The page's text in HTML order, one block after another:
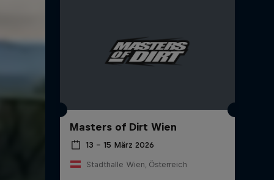
Masters of Dirt Wien
13 – 15 März 2026
Stadthalle Wien, Österreich